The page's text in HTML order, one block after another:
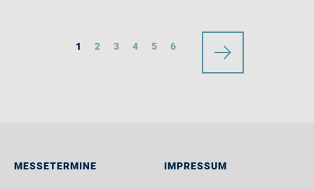
1 2 3 4 5 6
MESSETERMINE IMPRESSUM